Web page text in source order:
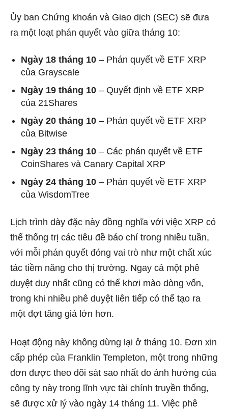
Ủy ban Chứng khoán và Giao dịch (SEC) sẽ đưa
ra một loạt phán quyết vào giữa tháng 10:
Ngày 18 tháng 10 – Phán quyết về ETF XRP
của Grayscale
Ngày 19 tháng 10 – Quyết định về ETF XRP
của 21Shares
Ngày 20 tháng 10 – Phán quyết về ETF XRP
của Bitwise
Ngày 23 tháng 10 – Các phán quyết về ETF
CoinShares và Canary Capital XRP
Ngày 24 tháng 10 – Phán quyết về ETF XRP
của WisdomTree
Lịch trình dày đặc này đồng nghĩa với việc XRP có
thể thống trị các tiêu đề báo chí trong nhiều tuần,
với mỗi phán quyết đóng vai trò như một chất xúc
tác tiềm năng cho thị trường. Ngay cả một phê
duyệt duy nhất cũng có thể khơi mào dòng vốn,
trong khi nhiều phê duyệt liên tiếp có thể tạo ra
một đợt tăng giá lớn hơn.
Hoạt động này không dừng lại ở tháng 10. Đơn xin
cấp phép của Franklin Templeton, một trong những
đơn được theo dõi sát sao nhất do ảnh hưởng của
công ty này trong lĩnh vực tài chính truyền thống,
sẽ được xử lý vào ngày 14 tháng 11. Việc phê